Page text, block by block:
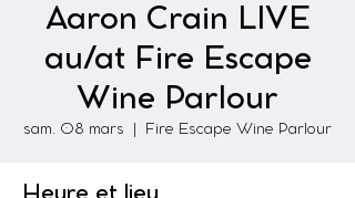
Aaron Crain LIVE
au/at Fire Escape
Wine Parlour
sam. 08 mars Fire Escape Wine Parlour